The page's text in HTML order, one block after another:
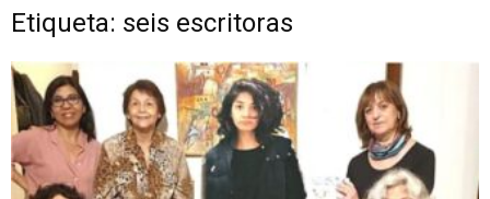
Etiqueta: seis escritoras